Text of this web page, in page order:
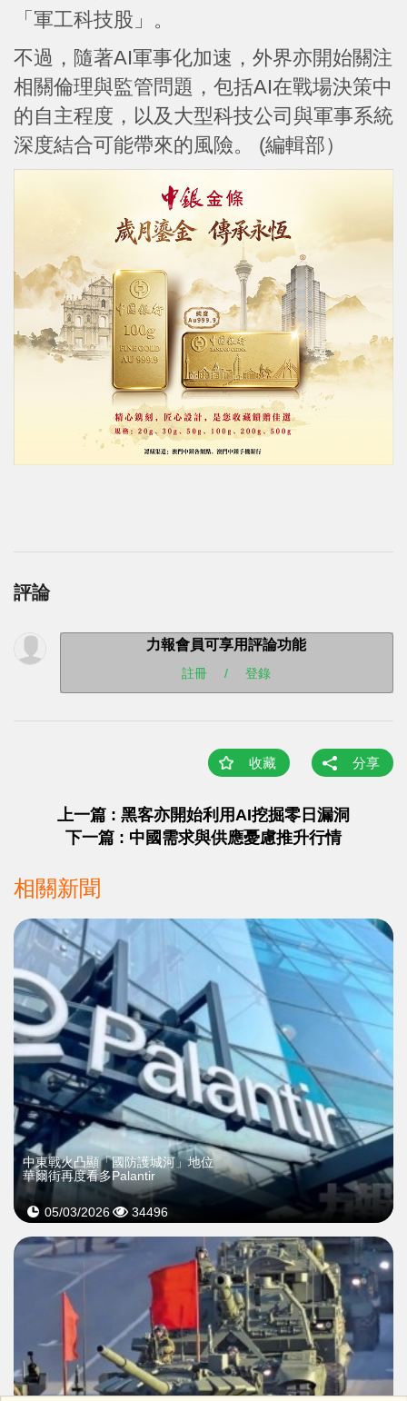
「軍工科技股」。
不過，隨著AI軍事化加速，外界亦開始關注
相關倫理與監管問題，包括AI在戰場決策中
的自主程度，以及大型科技公司與軍事系統
深度結合可能帶來的風險。 (編輯部）
評論
力報會員可享用評論功能
註冊 / 登錄
收藏 分享
上一篇 : 黑客亦開始利用AI挖掘零日漏洞
下一篇 : 中國需求與供應憂慮推升行情
相關新聞
中東戰火凸顯「國防護城河」地位
華爾街再度看多Palantir
05/03/2026 34496